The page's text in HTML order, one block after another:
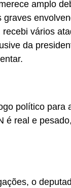
amplo
vários
da
político para
é real e
o